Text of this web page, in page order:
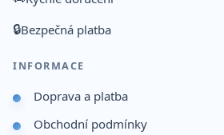
🔒Bezpečná platba
INFORMACE
Doprava a platba
Obchodní podmínky